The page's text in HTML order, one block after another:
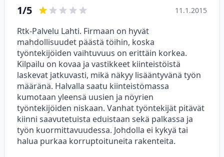
1/5 11.1.2015
Rtk-Palvelu Lahti. Firmaan on hyvät
mahdollisuudet päästä töihin, koska
työntekijöiden vaihtuvuus on erittäin korkea.
Kilpailu on kovaa ja vastikkeet kiinteistöistä
laskevat jatkuvasti, mikä näkyy lisääntyvänä työn
määränä. Halvalla saatu kiinteistömassa
kumotaan yleensä uusien ja nöyrien
työntekijöiden niskaan. Vanhat työntekijät pitävät
kiinni saavutetuista eduistaan sekä palkassa ja
työn kuormittavuudessa. Johdolla ei kykyä tai
halua purkaa korruptoituneita rakenteita.